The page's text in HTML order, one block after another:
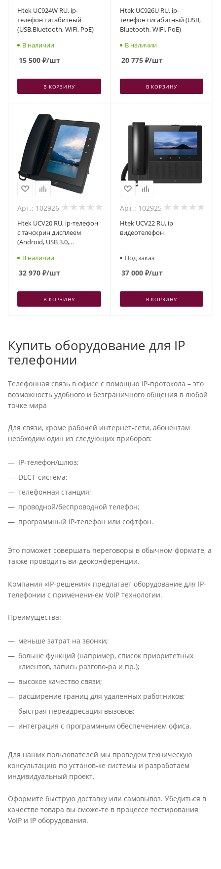
Htek UC924W RU, ip-
телефон гигабитный
(USB,Bluetooth, WiFi, PoE)
В наличии
15 500 ₽/шт
В КОРЗИНУ
Htek UC926U RU, ip-
телефон гигабитный (USB,
Bluetooth, WiFi, PoE)
В наличии
20 775₽/шт
В КОРЗИНУ
Арт.: 102926
Htek UCV20 RU, ip-телефон
с тачскрин дисплеем
(Android, USB 3.0,
опционально, PoE)
В наличии
32 970 ₽/шт
В КОРЗИНУ
Арт.: 102925
Htek UCV22 RU, ip
видеотелефон
Под заказ
37 000₽/шт
В КОРЗИНУ
Купить оборудование для IP
телефонии
Телефонная связь в офисе с помощью IP-протокола – это
возможность удобного и безграничного общения в любой
точке мира
Для связи, кроме рабочей интернет-сети, абонентам
необходим один из следующих приборов:
IP-телефон/шлюз;
DECT-система;
телефонная станция;
проводной/беспроводной телефон;
программный IP-телефон или софтфон.
Это поможет совершать переговоры в обычном формате, а
также проводить ви-деоконференции.
Компания «IP-решения» предлагает оборудование для IP-
телефонии с применени-ем VoIP технологии.
Преимущества:
меньше затрат на звонки;
больше функций (например, список приоритетных
клиентов, запись разгово-ра и пр.);
высокое качество связи;
расширение границ для удаленных работников;
быстрая переадресация вызовов;
интеграция с программным обеспечением офиса.
Для наших пользователей мы проведем техническую
консультацию по установ-ке системы и разработаем
индивидуальный проект.
Оформите быструю доставку или самовывоз. Убедиться в
качестве товара вы сможе-те в процессе тестирования
VoIP и IP оборудования.